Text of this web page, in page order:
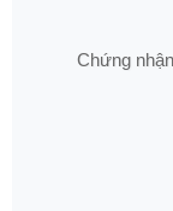
Chứng